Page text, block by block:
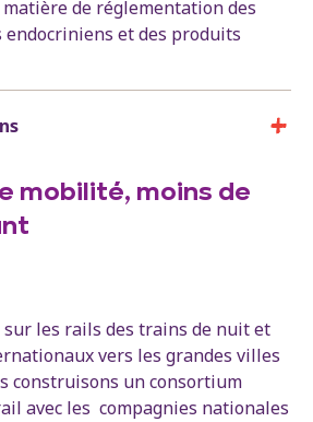
de réglementation des
et des produits
mobilité, moins de
les rails des trains de nuit et
vers les grandes villes
construisons un consortium
avec les compagnies nationales